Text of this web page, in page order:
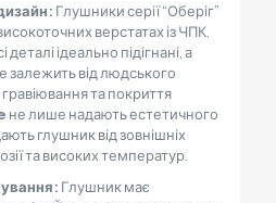
Глушники серії “Оберіг”
верстатах із ЧПК.
ідеально підігнані, а
залежить від людського
та покриття
не лише надають естетичного
глушник від зовнішніх
та високих температур.
Глушник має